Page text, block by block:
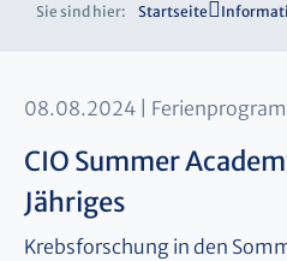
Sie sind hier: Startseite
08.08.2024
CIO Summer
Jähriges
Krebsforschung in den